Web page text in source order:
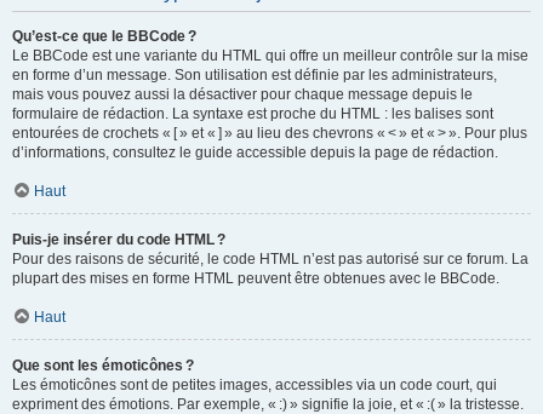
Qu’est-ce que le BBCode ?
Le BBCode est une variante du HTML qui offre un meilleur contrôle sur la mise
en forme d’un message. Son utilisation est définie par les administrateurs,
mais vous pouvez aussi la désactiver pour chaque message depuis le
formulaire de rédaction. La syntaxe est proche du HTML : les balises sont
entourées de crochets « [ » et « ] » au lieu des chevrons « < » et « > ». Pour plus
d’informations, consultez le guide accessible depuis la page de rédaction.
Haut
Puis-je insérer du code HTML ?
Pour des raisons de sécurité, le code HTML n’est pas autorisé sur ce forum. La
plupart des mises en forme HTML peuvent être obtenues avec le BBCode.
Haut
Que sont les émoticônes ?
Les émoticônes sont de petites images, accessibles via un code court, qui
expriment des émotions. Par exemple, « :) » signifie la joie, et « :( » la tristesse.